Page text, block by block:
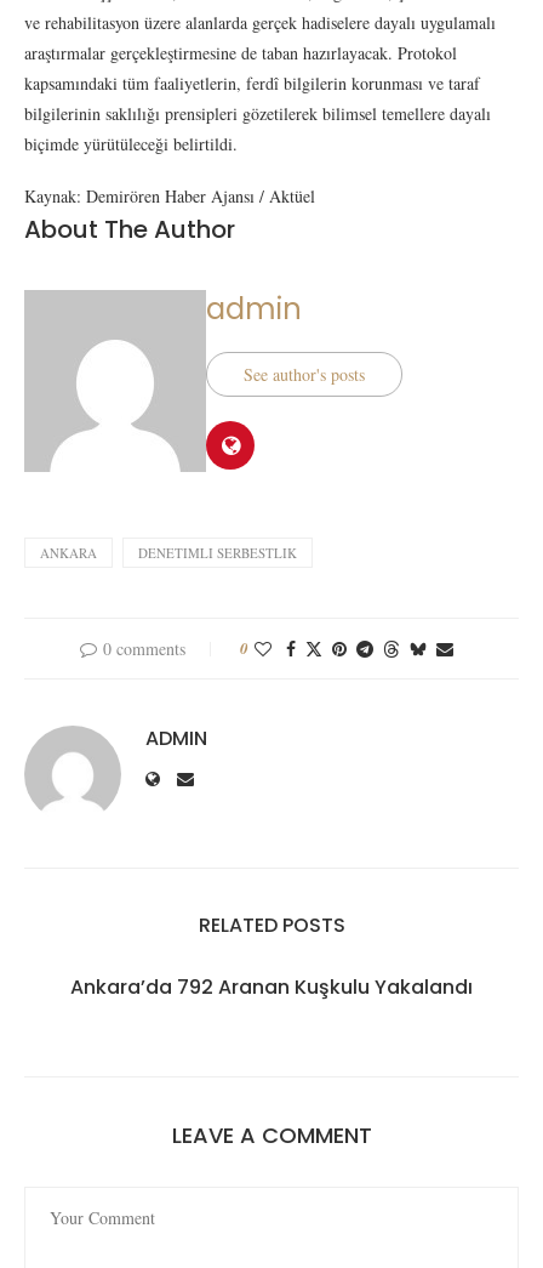
ve rehabilitasyon üzere alanlarda gerçek hadiselere dayalı uygulamalı
araştırmalar gerçekleştirmesine de taban hazırlayacak. Protokol
kapsamındaki tüm faaliyetlerin, ferdî bilgilerin korunması ve taraf
bilgilerinin saklılığı prensipleri gözetilerek bilimsel temellere dayalı
biçimde yürütüleceği belirtildi.
Kaynak: Demirören Haber Ajansı / Aktüel
About The Author
admin
See author's posts
ANKARA DENETIMLI SERBESTLIK
0 comments 0
ADMIN
RELATED POSTS
Ankara’da 792 Aranan Kuşkulu Yakalandı
LEAVE A COMMENT